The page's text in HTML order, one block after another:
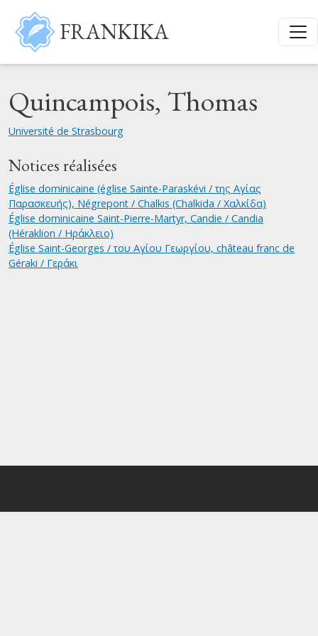
Aller au contenu principal
FRANKIKA
Quincampois, Thomas
Université de Strasbourg
Notices réalisées
Église dominicaine (église Sainte-Paraskévi / της Αγίας
Παρασκευής), Négrepont / Chalkis (Chalkida / Χαλκίδα)
Église dominicaine Saint-Pierre-Martyr, Candie / Candia
(Héraklion / Ηράκλειο)
Église Saint-Georges / του Αγίου Γεωργίου, château franc de
Géraki / Γεράκι